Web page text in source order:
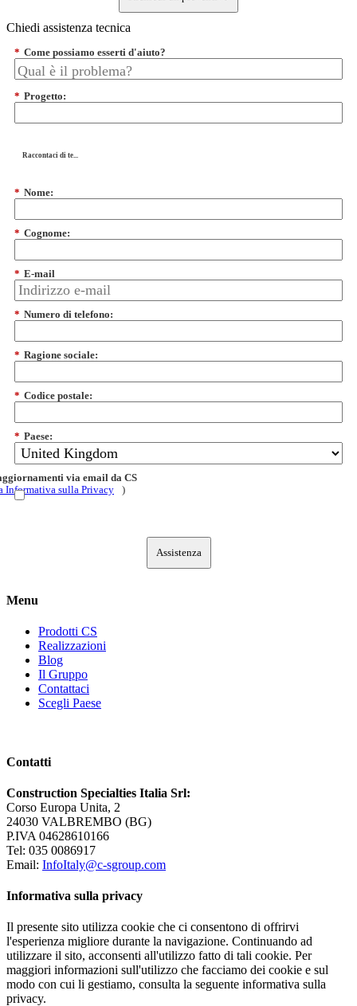
Chiedi assistenza tecnica
* Come possiamo esserti d'aiuto?
* Progetto:
Raccontaci di te...
* Nome:
* Cognome:
* E-mail
* Numero di telefono:
* Ragione sociale:
* Codice postale:
* Paese:
via email da CS
Informativa sulla Privacy
)
Assistenza
Menu
Prodotti CS
Realizzazioni
Blog
Il Gruppo
Contattaci
Scegli Paese
Contatti
Construction Specialties Italia Srl:
Corso Europa Unita, 2
24030 VALBREMBO (BG)
P.IVA 04628610166
Tel: 035 0086917
Email: InfoItaly@c-sgroup.com
Informativa sulla privacy
Il presente sito utilizza cookie che ci consentono di offrirvi
l'esperienza migliore durante la navigazione. Continuando ad
utilizzare il sito, acconsenti all'utilizzo fatto di tali cookie. Per
maggiori informazioni sull'utilizzo che facciamo dei cookie e sul
modo con cui li gestiamo, consulta la seguente informativa sulla
privacy.